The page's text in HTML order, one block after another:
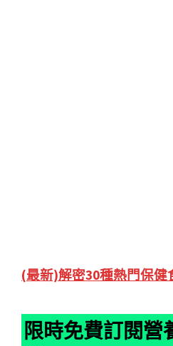
Primary
(最新)解密30種熱門保健
限時免費訂閱營